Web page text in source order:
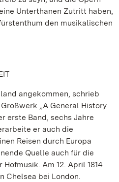
Unterthanen Zutritt haben,
den musikalischen
angekommen, schrieb
„A General History
erste Band, sechs Jahre
er auch die
Reisen durch Europa
Quelle auch für die
Am 12. April 1814
Chelsea bei London.